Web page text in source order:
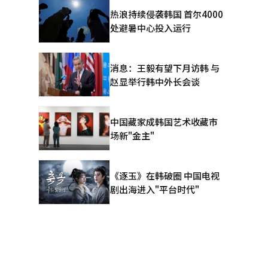
并新增
热浪持续侵袭韩国 首尔4000
处避暑中心投入运行
消息：王毅有望下月访韩 与
赵显举行韩中外长会谈
中国藏家成韩国艺术收藏市
场新"金主"
《逐玉》在韩破圈 中国电视
剧出海进入"平台时代"